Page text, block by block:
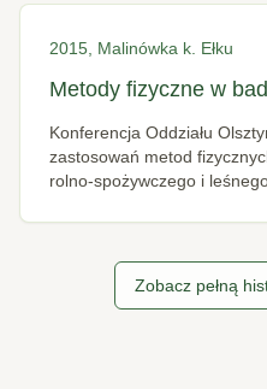
2015, Malinówka k. Ełku
Metody fizyczne w
Konferencja Oddziału
zastosowań metod
rolno-spożywczego i
Zobacz pełną